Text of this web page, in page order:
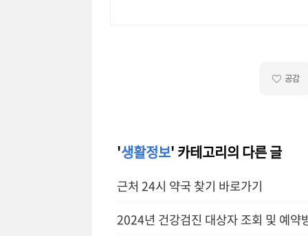
공감
'생활정보' 카테고리의 다른 글
근처 24시 약국 찾기 바로가기
2024년 건강검진 대상자 조회 및 예약